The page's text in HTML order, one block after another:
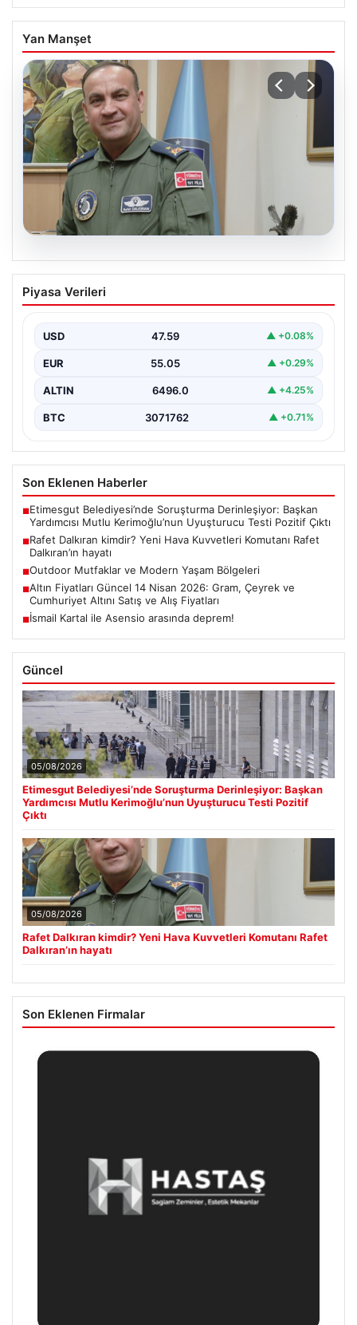
Yan Manşet
Rafet Dalkıran kimdir? Yeni Hava
Kuvvetleri Komutanı Rafet Dalkıran’ın
Piyasa Verileri
USD 47.59 ▲ +0.08%
EUR 55.05 ▲ +0.29%
ALTIN 6496.0 ▲ +4.25%
BTC 3071762 ▲ +0.71%
Son Eklenen Haberler
■Etimesgut Belediyesi’nde Soruşturma Derinleşiyor: Başkan
Yardımcısı Mutlu Kerimoğlu’nun Uyuşturucu Testi Pozitif Çıktı
■Rafet Dalkıran kimdir? Yeni Hava Kuvvetleri Komutanı Rafet
Dalkıran’ın hayatı
■Outdoor Mutfaklar ve Modern Yaşam Bölgeleri
■Altın Fiyatları Güncel 14 Nisan 2026: Gram, Çeyrek ve
Cumhuriyet Altını Satış ve Alış Fiyatları
■İsmail Kartal ile Asensio arasında deprem!
Güncel
05/08/2026
Etimesgut Belediyesi’nde Soruşturma Derinleşiyor: Başkan
Yardımcısı Mutlu Kerimoğlu’nun Uyuşturucu Testi Pozitif
Çıktı
05/08/2026
Rafet Dalkıran kimdir? Yeni Hava Kuvvetleri Komutanı Rafet
Dalkıran’ın hayatı
Son Eklenen Firmalar